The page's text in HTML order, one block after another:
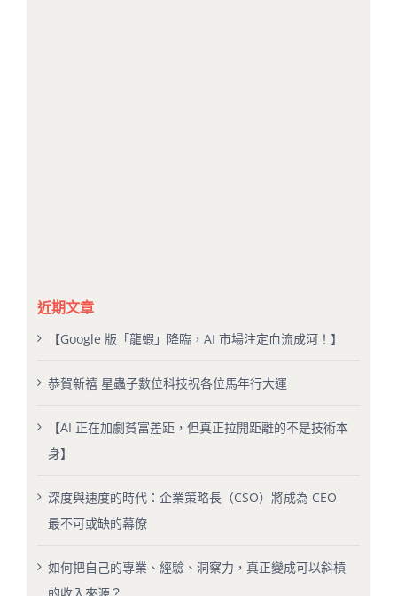
近期文章
【Google 版「龍蝦」降臨，AI 市場注定血流成河！】
恭賀新禧 星蟲子數位科技祝各位馬年行大運
【AI 正在加劇貧富差距，但真正拉開距離的不是技術本
身】
深度與速度的時代：企業策略長（CSO）將成為 CEO
最不可或缺的幕僚
如何把自己的專業、經驗、洞察力，真正變成可以斜槓